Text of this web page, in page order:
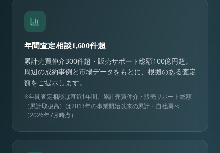
年間査定相談1,600件超
累計売買仲介300件超・販売サポート総額100億円超。
周辺の成約事例と市場データをもとに、根拠のある査定
額をご提示します。
※年間査定相談は直近1年間、累計売買仲介・販売サポート総額
（累計取扱高）は2013年の事業開始以来の累計・自社調べ
（2026年7月時点）